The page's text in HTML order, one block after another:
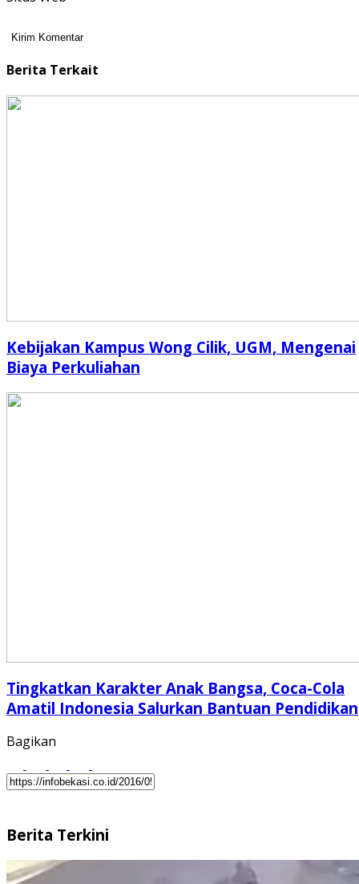
Berita Terkait
Kebijakan Kampus Wong Cilik, UGM, Mengenai
Biaya Perkuliahan
Tingkatkan Karakter Anak Bangsa, Coca-Cola
Amatil Indonesia Salurkan Bantuan Pendidikan
Bagikan
Berita Terkini